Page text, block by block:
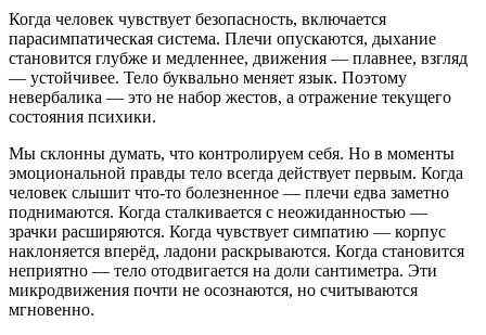
Когда человек чувствует безопасность, включается
парасимпатическая система. Плечи опускаются, дыхание
становится глубже и медленнее, движения — плавнее, взгляд
— устойчивее. Тело буквально меняет язык. Поэтому
невербалика — это не набор жестов, а отражение текущего
состояния психики.
Мы склонны думать, что контролируем себя. Но в моменты
эмоциональной правды тело всегда действует первым. Когда
человек слышит что-то болезненное — плечи едва заметно
поднимаются. Когда сталкивается с неожиданностью —
зрачки расширяются. Когда чувствует симпатию — корпус
наклоняется вперёд, ладони раскрываются. Когда становится
неприятно — тело отодвигается на доли сантиметра. Эти
микродвижения почти не осознаются, но считываются
мгновенно.